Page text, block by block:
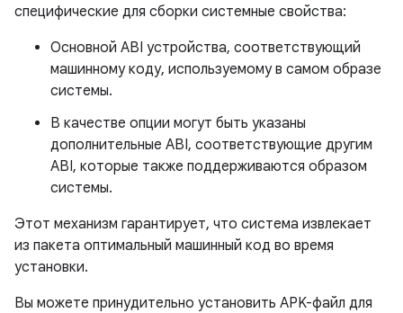
специфические для сборки системные свойства:
Основной ABI устройства, соответствующий
машинному коду, используемому в самом образе
системы.
В качестве опции могут быть указаны
дополнительные ABI, соответствующие другим
ABI, которые также поддерживаются образом
системы.
Этот механизм гарантирует, что система извлекает
из пакета оптимальный машинный код во время
установки.
Вы можете принудительно установить APK-файл для